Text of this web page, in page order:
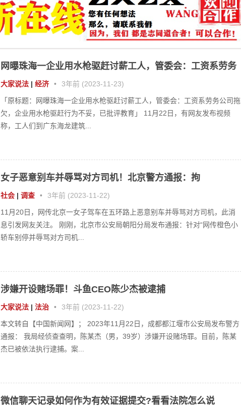
「原标题：网曝珠海一企业用水枪驱赶讨薪工人，管委会：工资系劳务公司拖
欠，企业用水枪驱赶行为不妥，已批评教育」 11月22日，有网友发布视频
称，工人们到广东海龙建筑...
女子恶意别车并辱骂对方司机！北京警方通报：拘
社会|调查 • 3年前 (2023-11-22)
11月20日，网传北京一女子驾车在五环路上恶意别车并辱骂对方司机，此消
息引发网友关注。 刚刚，北京市公安局朝阳分局发布通报：针对“网传橙色小
涉嫌开设赌场罪！斗鱼CEO陈少杰被逮捕
大家说法| 法治 • 3年前 (2023-11-22)
本文转自【中国新闻网】； 2023年11月22日，成都都江堰市公安局发布警方
通报： 我局经侦查查明，陈某杰（男，39岁）涉嫌开设赌场罪。目前，陈某
微信聊天记录如何作为有效证据提交?看看法院怎么说
法律咨询 |法治 • 3年前 (2023-11-21)
微信聊天记录如何作为有效证据提交?看看法院怎么说！ 中新网福建新闻11
月21日电(晋研)根据数据显示，微信活跃账户数已达到13.27亿，几乎覆盖全